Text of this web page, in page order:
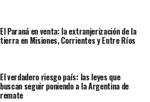
El Paraná en venta: la extranjerización de la
tierra en Misiones, Corrientes y Entre Ríos
El verdadero riesgo país: las leyes que
buscan seguir poniendo a la Argentina de
remate